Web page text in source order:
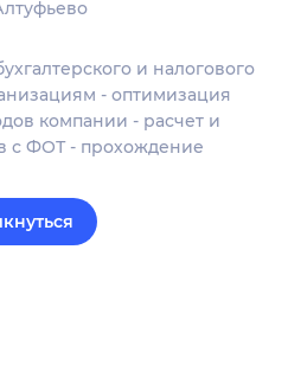
и налогового
- оптимизация
компании - расчет и
с ФОТ - прохождение